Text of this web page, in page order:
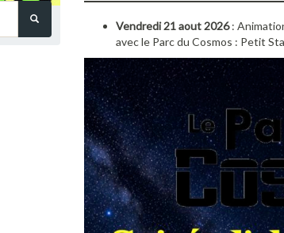
Vendredi 21 aout 2026:
avec le Parc du Cosmos : Petit